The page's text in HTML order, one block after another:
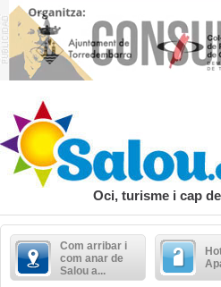
Oci, turisme i cap
Com arribar i
com anar de
Salou a...